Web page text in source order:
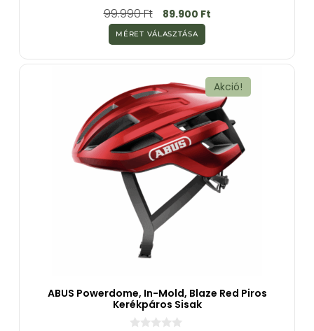
0
a
5
-
b
ő
99.990Ft 89.900 Ft
MÉRET VÁLASZTÁSA
Akció!
ABUS Powerdome, In-Mold, Blaze Red Piros
Kerékpáros Sisak